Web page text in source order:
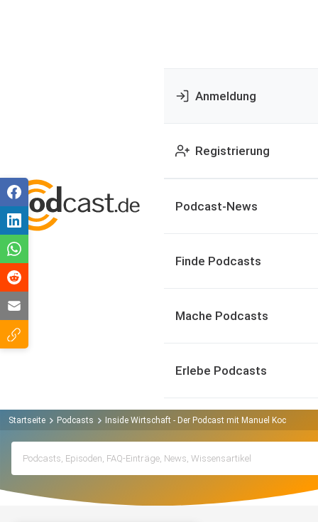
Anmeldung
Registrierung
Podcast-News
Finde Podcasts
Mache Podcasts
Erlebe Podcasts
Startseite Podcasts Inside Wirtschaft - Der Podcast mit Manuel Koch |